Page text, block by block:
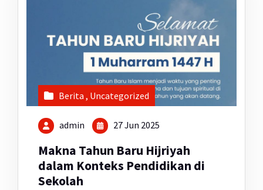
Berita , Uncategorized
admin 27 Jun 2025
Makna Tahun Baru Hijriyah
dalam Konteks Pendidikan di
Sekolah